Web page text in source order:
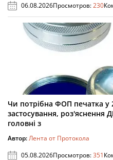
06.08.2026Просмотров:230
Чи потрібна ФОП печатка у
застосування, роз'яснення
головні з
Автор:Лента от Протокола
05.08.2026Просмотров:351